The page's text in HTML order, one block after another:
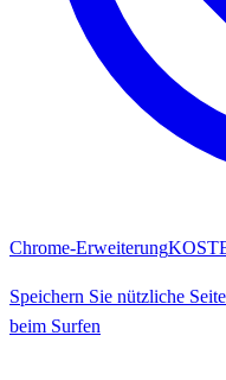
Chrome-Erweiterung
Speichern Sie nützliche
beim Surfen